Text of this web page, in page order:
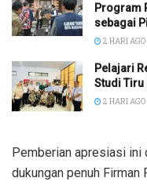
Program
sebagai
2 HARI AGO
Pelajari
Studi Tiru
2 HARI AGO
Pemberian apresiasi ini
dukungan penuh